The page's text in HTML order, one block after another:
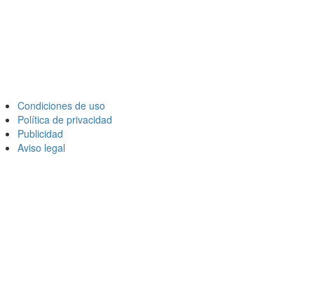
Condiciones de uso
Política de privacidad
Publicidad
Aviso legal